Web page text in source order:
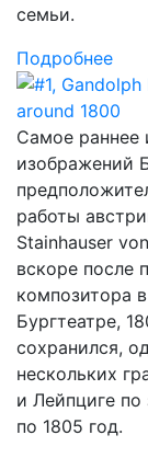
семьи.
Подробнее
Самое раннее
изображений
работы
Stainhauser
вскоре после
композитора
Бургтеатре,
сохранился,
нескольких
и Лейпциге по
по 1805 год.